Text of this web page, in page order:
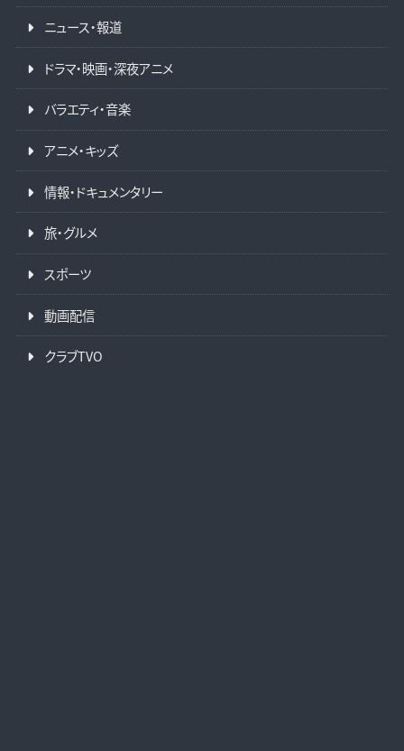
ニュース・報道
ドラマ・映画・深夜アニメ
バラエティ・音楽
アニメ・キッズ
情報・ドキュメンタリー
旅・グルメ
スポーツ
動画配信
クラブTVO